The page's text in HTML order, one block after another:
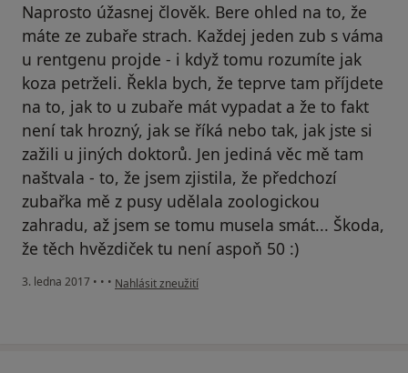
Naprosto úžasnej člověk. Bere ohled na to, že
máte ze zubaře strach. Každej jeden zub s váma
u rentgenu projde - i když tomu rozumíte jak
koza petrželi. Řekla bych, že teprve tam příjdete
na to, jak to u zubaře mát vypadat a že to fakt
není tak hrozný, jak se říká nebo tak, jak jste si
zažili u jiných doktorů. Jen jediná věc mě tam
naštvala - to, že jsem zjistila, že předchozí
zubařka mě z pusy udělala zoologickou
zahradu, až jsem se tomu musela smát... Škoda,
že těch hvězdiček tu není aspoň 50 :)
3. ledna 2017 • • • podle názoru uživatele Váš účet byl odstraněn
Nahlásit zneužití